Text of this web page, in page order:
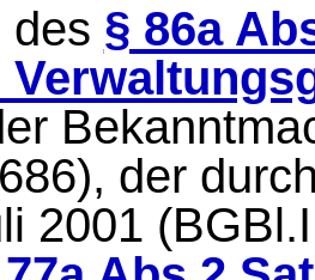
des § 86a
der
2001